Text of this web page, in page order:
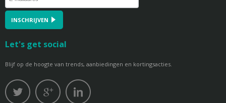
INSCHRIJVEN
Let's get social
Blijf op de hoogte van trends, aanbiedingen en kortingsacties.